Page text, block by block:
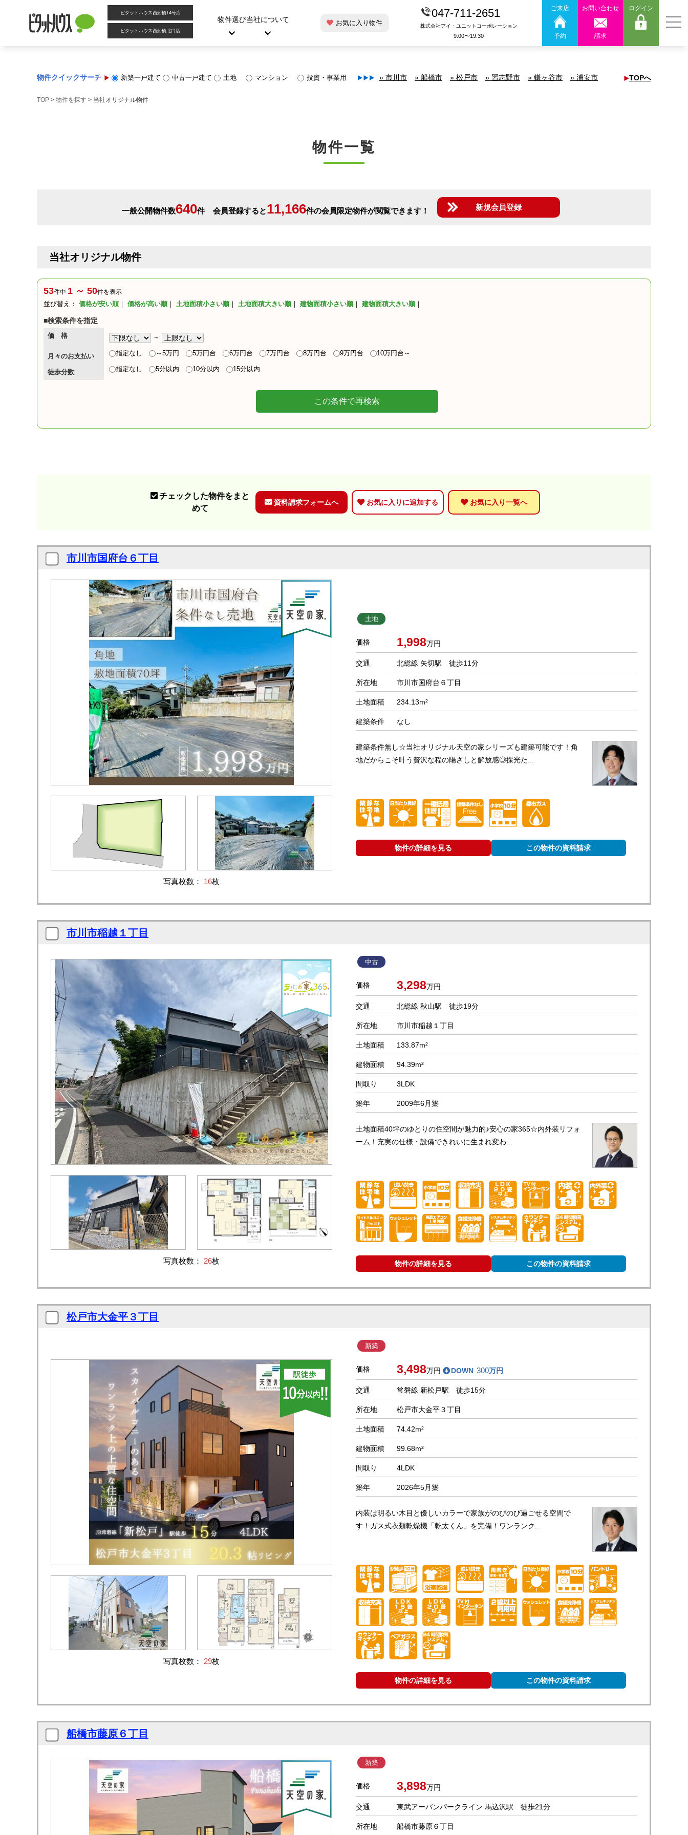
ピタットハウス西船橋14号店
ピタットハウス西船橋北口店
物件選び当社について お気に入り物件
047-711-2651
株式会社アイ・ユニットコーポレーション
9:00〜19:30
ご来店
予約
お問い合わせ
請求
ログイン
物件クイックサーチ 新築一戸建て 中古一戸建て 土地 マンション 投資・事業用 » 市川市 » 船橋市 » 松戸市 » 習志野市 » 鎌ヶ谷市 » 浦安市 TOPへ
TOP > 物件を探す > 当社オリジナル物件
物件一覧
一般公開物件数640件 会員登録すると11,166件の会員限定物件が閲覧できます！ 新規会員登録
当社オリジナル物件
53件中 1 ～ 50件を表示
並び替え： 価格が安い順｜ 価格が高い順｜ 土地面積小さい順｜ 土地面積大きい順｜ 建物面積小さい順｜ 建物面積大きい順｜
■検索条件を指定
価 格 ～
月々のお支払い 指定なし ～5万円 5万円台 6万円台 7万円台 8万円台 9万円台 10万円台～
徒歩分数 指定なし 5分以内 10分以内 15分以内
この条件で再検索
チェックした物件をまと
めて
資料請求フォームへ お気に入りに追加する お気に入り一覧へ
市川市国府台６丁目
写真枚数： 16枚
土地
価格 1,998万円
交通 北総線 矢切駅 徒歩11分
所在地 市川市国府台６丁目
土地面積 234.13m²
建築条件 なし
建築条件無し☆当社オリジナル天空の家シリーズも建築可能です！角
地だからこそ叶う贅沢な程の陽ざしと解放感◎採光た...
物件の詳細を見る この物件の資料請求
市川市稲越１丁目
写真枚数： 26枚
中古
価格 3,298万円
交通 北総線 秋山駅 徒歩19分
所在地 市川市稲越１丁目
土地面積 133.87m²
建物面積 94.39m²
間取り 3LDK
築年 2009年6月築
土地面積40坪のゆとりの住空間が魅力的♪安心の家365☆内外装リフォ
ーム！充実の仕様・設備できれいに生まれ変わ...
物件の詳細を見る この物件の資料請求
松戸市大金平３丁目
写真枚数： 29枚
新築
価格 3,498万円 DOWN 300万円
交通 常磐線 新松戸駅 徒歩15分
所在地 松戸市大金平３丁目
土地面積 74.42m²
建物面積 99.68m²
間取り 4LDK
築年 2026年5月築
内装は明るい木目と優しいカラーで家族がのびのび過ごせる空間で
す！ガス式衣類乾燥機「乾太くん」を完備！ワンランク...
物件の詳細を見る この物件の資料請求
船橋市藤原６丁目
新築
価格 3,898万円
交通 東武アーバンパークライン 馬込沢駅 徒歩21分
所在地 船橋市藤原６丁目